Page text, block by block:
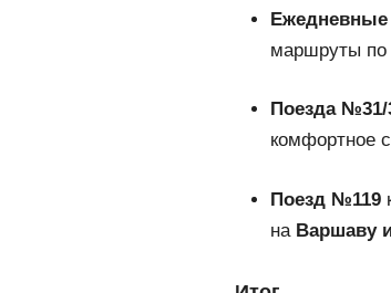
маршруты
Поезда
комфортное
Поезд №119
на Варшаву